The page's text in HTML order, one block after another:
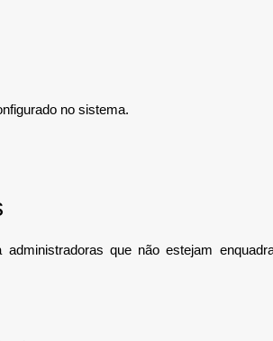
no sistema.
que não estejam